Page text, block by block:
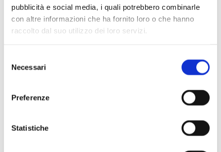
pubblicità e social media, i quali potrebbero combinarle
con altre informazioni che ha fornito loro o che hanno
raccolto dal suo utilizzo dei loro servizi.
delNecessari
Preferenze
Statistiche
Conversazione-concerto
Altri Pomeriggi Under30
Altri pomeriggi 2022-2023
Un direttore e una pianista giovanissimi: come sono arrivati in